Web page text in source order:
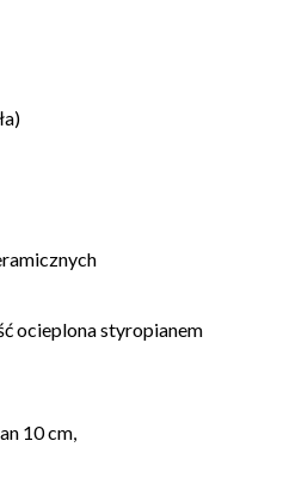
ocieplona styropianem
10 cm,